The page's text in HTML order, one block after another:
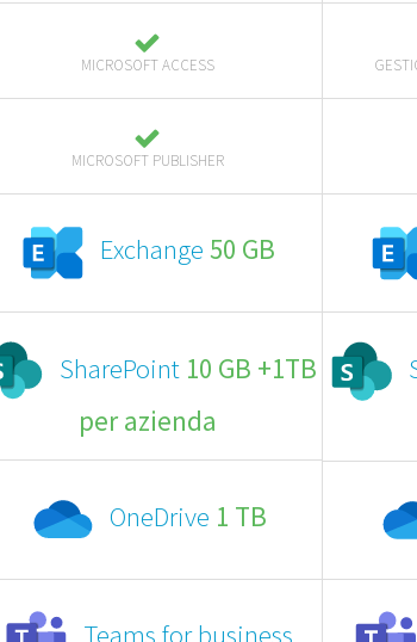
MICROSOFT ACCESS
MICROSOFT PUBLISHER
Exchange50 GB
SharePoint 10 GB +1TB
per azienda
OneDrive 1 TB
Teams for business